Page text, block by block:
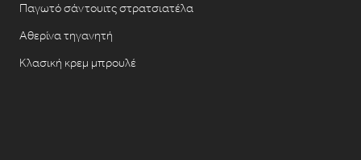
Παγωτό σάντουιτς στρατσιατέλα
Αθερίνα τηγανητή
Κλασική κρεμ μπρουλέ